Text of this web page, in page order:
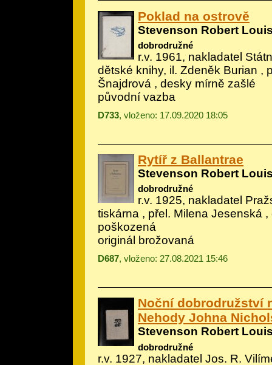
Poklad na ostrově
Stevenson Robert
dobrodružné
r.v. 1961, nakladatel
dětské knihy, il. Zdeněk Burian ,
Šnajdrová , desky mírně zašlé
původní vazba
D733, vloženo: 17.09.2020 18:05
Rytíř z Ballantrae
Stevenson Robert
dobrodružné
r.v. 1925, nakladatel
tiskárna , přel. Milena Jesenská ,
poškozená
originál brožovaná
D687, vloženo: 27.08.2021 15:46
Noční dobrodružství
Nehody Johna
Stevenson Robert
dobrodružné
r.v. 1927, nakladatel Jos. R.